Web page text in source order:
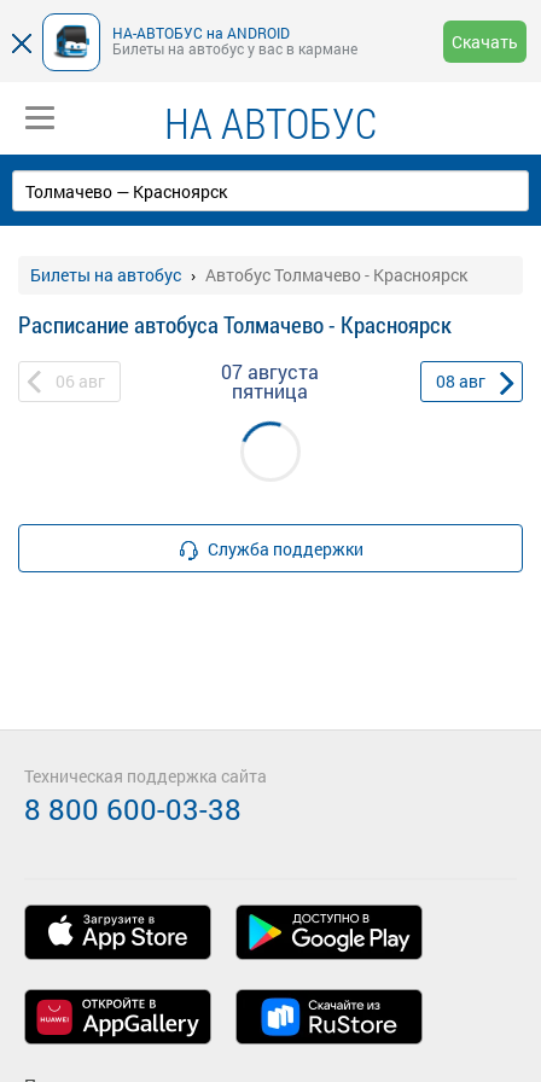
НА-АВТОБУС на ANDROID
Билеты на автобус у вас в кармане
Скачать
НА АВТОБУС
Билеты на автобус Автобус Толмачево - Красноярск
Расписание автобуса Толмачево - Красноярск
06 авг 07 августа
пятница 08 авг
Служба поддержки
Техническая поддержка сайта
8 800 600-03-38